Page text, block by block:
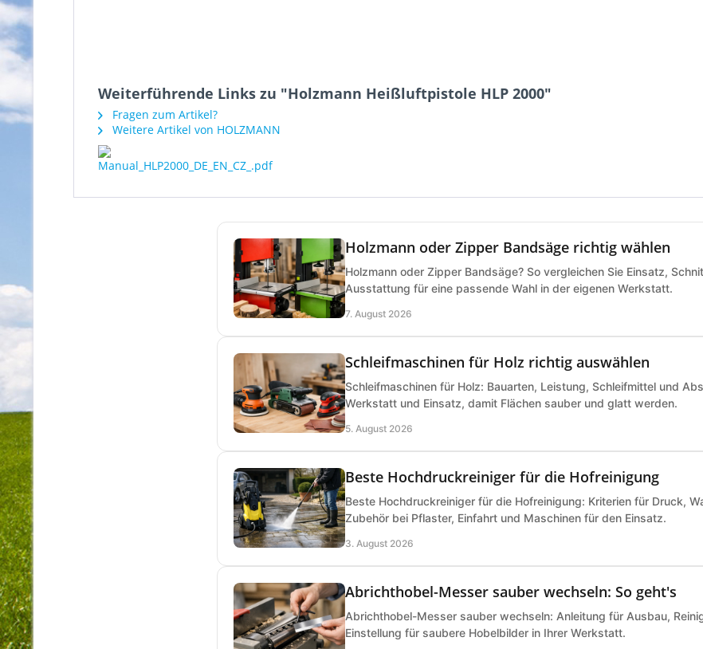
Weiterführende Links zu "Holzmann Heißluftpistole HLP 2000"
Fragen zum Artikel?
Weitere Artikel von HOLZMANN
Holzmann oder Zipper Bandsäge richtig wählen
Holzmann oder Zipper Bandsäge? So vergleichen Sie Einsatz,
Ausstattung für eine passende Wahl in der eigenen Werkstatt.
7. August 2026
Schleifmaschinen für Holz richtig auswählen
Schleifmaschinen für Holz: Bauarten, Leistung, Schleifmittel und
Werkstatt und Einsatz, damit Flächen sauber und glatt werden.
5. August 2026
Beste Hochdruckreiniger für die Hofreinigung
Beste Hochdruckreiniger für die Hofreinigung: Kriterien für Druck,
Zubehör bei Pflaster, Einfahrt und Maschinen für den Einsatz.
3. August 2026
Abrichthobel-Messer sauber wechseln: So geht's
Abrichthobel-Messer sauber wechseln: Anleitung für Ausbau,
Einstellung für saubere Hobelbilder in Ihrer Werkstatt.